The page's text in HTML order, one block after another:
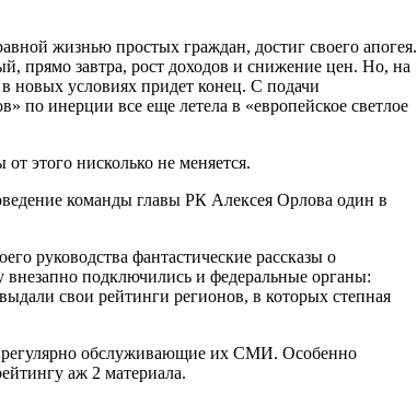
жизнью простых граждан, достиг своего апогея.
прямо завтра, рост доходов и снижение цен. Но, на
новых условиях придет конец. С подачи
по инерции все еще летела в «европейское светлое
этого нисколько не меняется.
команды главы РК Алексея Орлова один в
руководства фантастические рассказы о
подключились и федеральные органы:
свои рейтинги регионов, в которых степная
регулярно обслуживающие их СМИ. Особенно
аж 2 материала.